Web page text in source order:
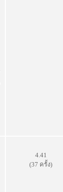
4.41
(37 ครั้ง)